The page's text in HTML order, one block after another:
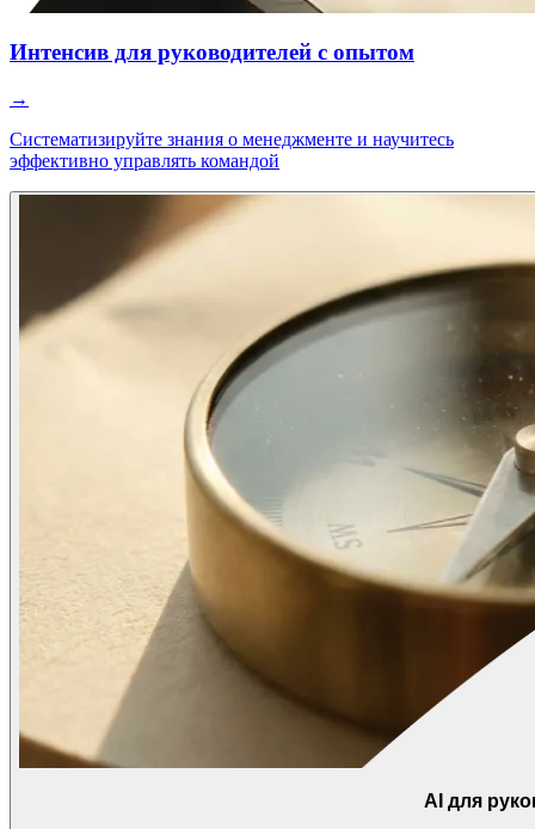
Интенсив для руководителей с опытом
→
Систематизируйте знания о менеджменте и научитесь
эффективно управлять командой
AI для